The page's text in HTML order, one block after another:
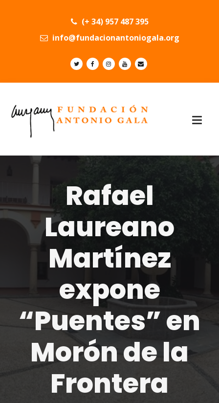
(+ 34) 957 487 395
info@fundacionantoniogala.org
Rafael
Laureano
Martínez
expone
“Puentes” en
Morón de la
Frontera